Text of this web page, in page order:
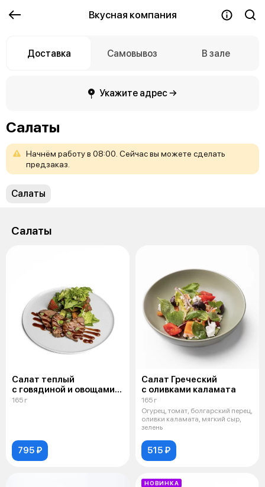
Вкусная компания
Доставка Самовывоз В зале
Укажите адрес →
Салаты
Начнём работув 08:00. Сейчасвы можете сделать
предзаказ.
Салаты
Салаты
Салат теплый
с говядиной и овощами
гриль под ореховым
165 г
795 ₽
Салат Греческий
с оливками каламата
165 г
Огурец, томат, болгарский перец,
оливки каламата, мягкий сыр,
зелень
515 ₽
НОВИНКА